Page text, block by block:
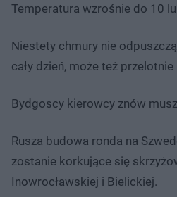
Temperatura wzrośnie do 10
Niestety chmury nie
cały dzień, może też
Bydgoscy kierowcy znów
Rusza budowa ronda na
zostanie korkujące się
Inowrocławskiej i Bielickiej.